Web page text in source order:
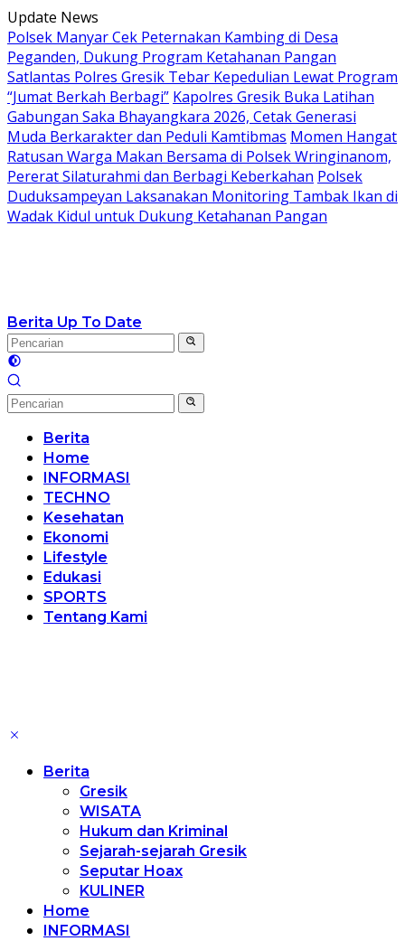
Langsung
ke
konten
Update News
Polsek Manyar Cek Peternakan Kambing di Desa
Peganden, Dukung Program Ketahanan Pangan
Satlantas Polres Gresik Tebar Kepedulian Lewat Program
“Jumat Berkah Berbagi” Kapolres Gresik Buka Latihan
Gabungan Saka Bhayangkara 2026, Cetak Generasi
Muda Berkarakter dan Peduli Kamtibmas Momen Hangat
Ratusan Warga Makan Bersama di Polsek Wringinanom,
Pererat Silaturahmi dan Berbagi Keberkahan Polsek
Duduksampeyan Laksanakan Monitoring Tambak Ikan di
Wadak Kidul untuk Dukung Ketahanan Pangan
Berita Up To Date
Berita
Home
INFORMASI
TECHNO
Kesehatan
Ekonomi
Lifestyle
Edukasi
SPORTS
Tentang Kami
Berita
Gresik
WISATA
Hukum dan Kriminal
Sejarah-sejarah Gresik
Seputar Hoax
KULINER
Home
INFORMASI